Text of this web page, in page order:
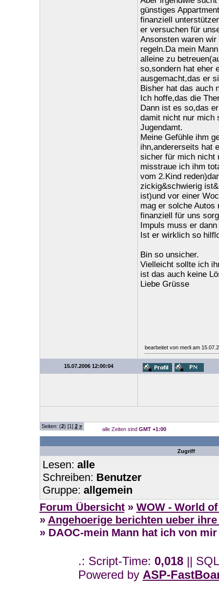
günstiges
finanziell
er versuchen für
Ansonsten waren
regeln.Da mein
alleine zu
so,sondern hat eher
ausgemacht,das er
Bisher hat das auch
Ich hoffe,das die
Dann ist es so,das
damit nicht nur mich
Jugendamt.
Meine Gefühle ihm
ihn,andererseits hat
sicher für mich nicht
misstraue ich ihm
vom 2.Kind
zickig&schwierig
ist)und vor einer
mag er solche Autos
finanziell für uns
Impuls muss er dann
Ist er wirklich so
Bin so unsicher.
Vielleicht sollte ich
ist das auch keine
Liebe Grüsse
bearbeitet von merli am
15.07.2006 12:00:04
Seiten: (2) [1] 2 » alle Zeiten sind GMT +1:00
Zugriff
Lesen: alle
Schreiben: Benutzer
Gruppe: allgemein
Forum Übersicht » WOW - World
» Angehoerige berichten ueber
» DAOC-mein Mann hat ich von
.: Script-Time: 0,018||
Powered by ASP-